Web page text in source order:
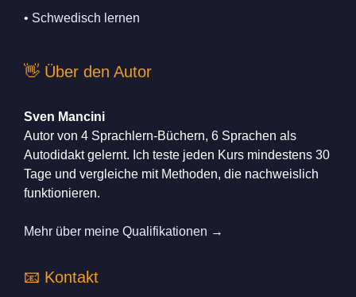
• Schwedisch lernen
👋 Über den Autor
Sven Mancini
Autor von 4 Sprachlern-Büchern, 6 Sprachen als
Autodidakt gelernt. Ich teste jeden Kurs mindestens 30
Tage und vergleiche mit Methoden, die nachweislich
funktionieren.
Mehr über meine Qualifikationen →
📧 Kontakt